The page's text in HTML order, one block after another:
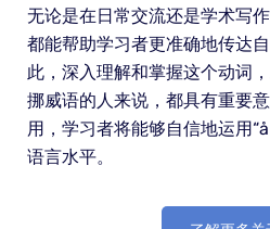
无论是在日常交流还是学术写
都能帮助学习者更准确地传达
此，深入理解和掌握这个动词
挪威语的人来说，都具有重要
用，学习者将能够自信地运用
语言水平。